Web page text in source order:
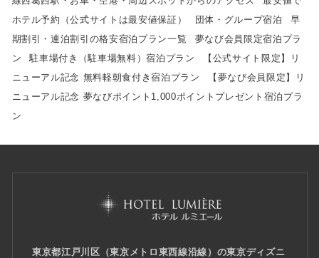
ホテル予約（公式サイトは最安値保証）
団体・グループ宿泊
早
期割引・連泊割引の格安宿泊プラン一覧
夢なび会員限定宿泊プラ
ン
駐車場付き（駐車場無料）宿泊プラン
【公式サイト限定】リ
ニューアル記念 無料軽朝食付き宿泊プラン
【夢なび会員限定】リ
ニューアル記念 夢なびポイント1,000ポイントプレゼント宿泊プラ
ン
東京都江戸川区（東京メトロ東西線沿線）の東京ディズニ